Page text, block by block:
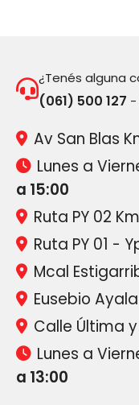
¿Tenés alguna
(061) 500 127 -
Av San Blas
Lunes a
a 15:00
Ruta PY 02
Ruta PY 01 -
Mcal
Eusebio
Calle Última
Lunes a
a 13:00